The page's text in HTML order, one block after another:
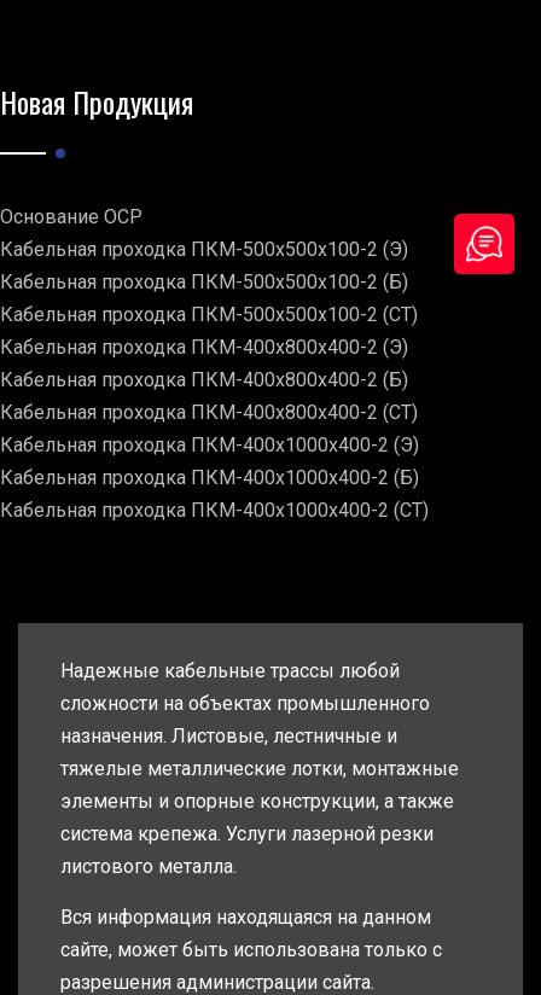
Новая Продукция
Основание ОСР
Кабельная проходка ПКМ-500х500х100-2 (Э)
Кабельная проходка ПКМ-500х500х100-2 (Б)
Кабельная проходка ПКМ-500х500х100-2 (СТ)
Кабельная проходка ПКМ-400х800х400-2 (Э)
Кабельная проходка ПКМ-400х800х400-2 (Б)
Кабельная проходка ПКМ-400х800х400-2 (СТ)
Кабельная проходка ПКМ-400х1000х400-2 (Э)
Кабельная проходка ПКМ-400х1000х400-2 (Б)
Кабельная проходка ПКМ-400х1000х400-2 (СТ)
Надежные кабельные трассы любой
сложности на объектах промышленного
назначения. Листовые, лестничные и
тяжелые металлические лотки, монтажные
элементы и опорные конструкции, а также
система крепежа. Услуги лазерной резки
листового металла.
Вся информация находящаяся на данном
сайте, может быть использована только с
разрешения администрации сайта.